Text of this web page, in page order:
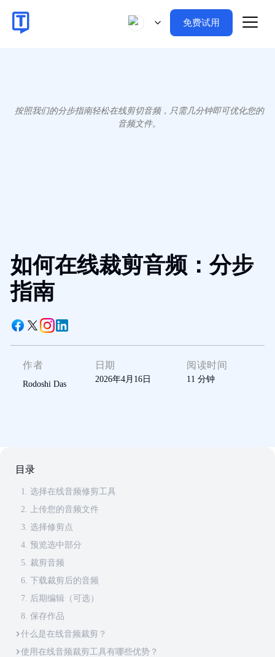
免费试用
按照我们的分步指南轻松在线剪切音频，只需几分钟即可优化您的
音频文件。
如何在线裁剪音频：分步
指南
作者
Rodoshi Das
日期
2026年4月16日
阅读时间
11 分钟
目录
1. 选择在线音频修剪工具
2. 上传您的音频文件
3. 选择修剪点
4. 预览选中部分
5. 裁剪音频
6. 下载裁剪后的音频
7. 后期编辑（可选）
8. 保存作品
什么是在线音频裁剪？
使用在线音频裁剪工具有哪些优势？